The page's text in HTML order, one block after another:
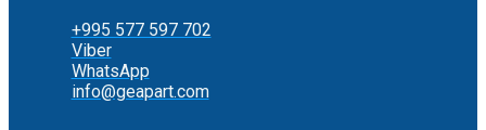
+995 577 597 702
Viber
WhatsApp
info@geapart.com